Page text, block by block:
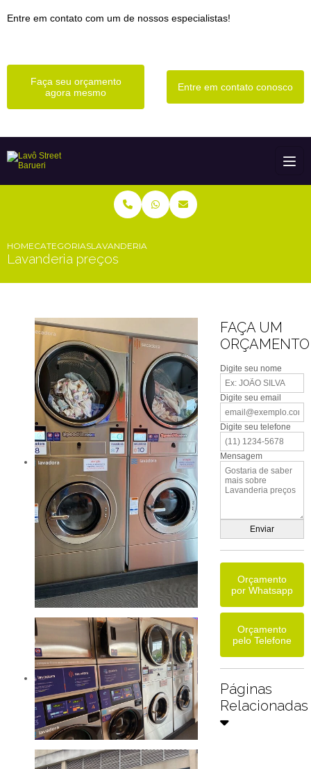
Entre em contato com um de nossos especialistas!
Faça seu orçamento
agora mesmo
Entre em contato conosco
HOMECATEGORIASLAVANDERIA PREÇOS
Lavanderia preços
FAÇA UM
ORÇAMENTO
Digite seu nome
Digite seu email
Digite seu telefone
Mensagem
Orçamento
por Whatsapp
Orçamento
pelo Telefone
Páginas
Relacionadas